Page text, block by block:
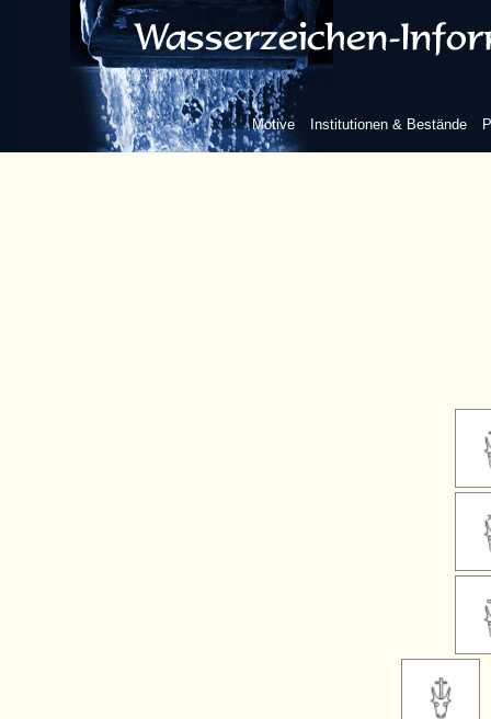
Motive Institutionen & Bestände